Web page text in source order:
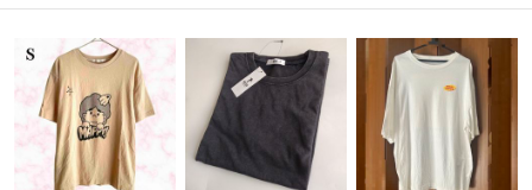
先にご連絡頂ければ対応させていただきます。後にご要望されても、対
応できないことあります。
質問中に、他社様が購入してしまわれた場合、すぐに質問に対応出来る
訳ではないので、ご了承下さい。
専用にした場合も同様、購入されてしまう事があるようですが、ラクマ